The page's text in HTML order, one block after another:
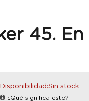
45.
Disponibilidad:Sin stock
¿Qué significa esto?